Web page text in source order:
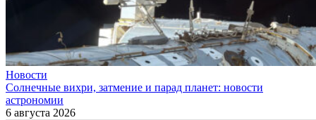
Новости
Солнечные вихри, затмение и парад планет: новости
астрономии
6 августа 2026